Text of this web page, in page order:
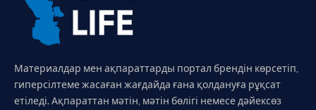
Материалдар мен ақпараттарды портал брендін көрсетіп,
гиперсілтеме жасаған жағдайда ғана қолдануға рұқсат
етіледі. Ақпараттан мәтін, мәтін бөлігі немесе дәйексөз